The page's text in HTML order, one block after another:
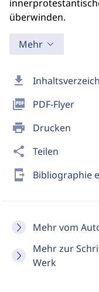
download
picture_as_pdf PDF-Flyer
print Drucken
share Teilen
send_to_mobile Bibliographie
Mehr vom
Mehr zur
Werk
überwinden.
Mehr